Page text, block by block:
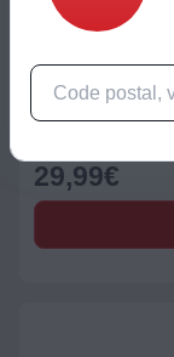
Moulin à poivre
29,99€